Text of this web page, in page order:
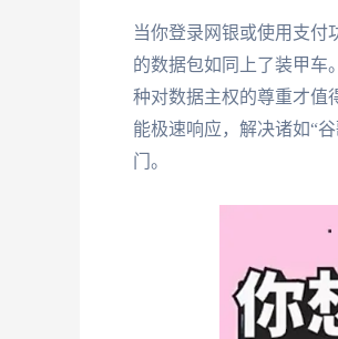
当你登录网银或使用支付
的数据包如同上了装甲车
种对数据主权的尊重才
能极速响应，解决诸如“
门。